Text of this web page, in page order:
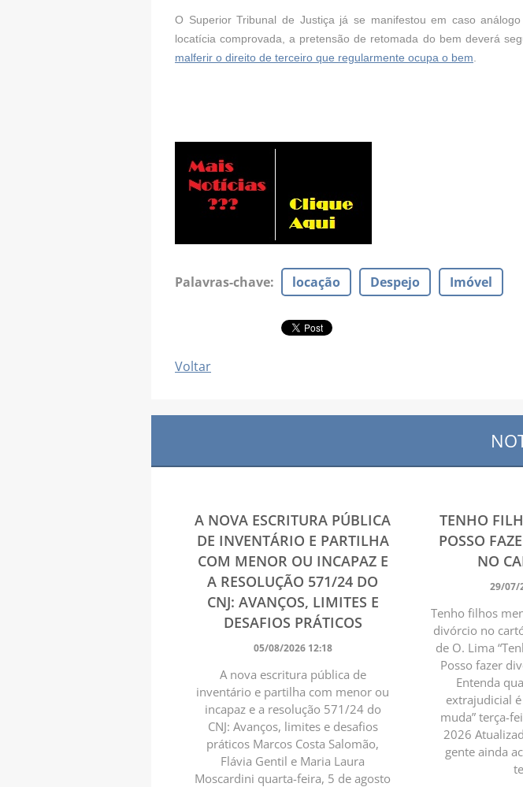
O Superior Tribunal de Justiça já se manifestou em caso
locatícia comprovada, a pretensão de retomada do bem deverá
malferir o direito de terceiro que regularmente ocupa o bem
Palavras-chave: locação Despejo Imóvel
Voltar
A NOVA ESCRITURA PÚBLICA
DE INVENTÁRIO E PARTILHA
COM MENOR OU INCAPAZ E
A RESOLUÇÃO 571/24 DO
CNJ: AVANÇOS, LIMITES E
DESAFIOS PRÁTICOS
05/08/2026 12:18
A nova escritura pública de
inventário e partilha com menor ou
incapaz e a resolução 571/24 do
CNJ: Avanços, limites e desafios
práticos Marcos Costa Salomão,
Flávia Gentil e Maria Laura
Moscardini quarta-feira, 5 de agosto
TENHO
POSSO
NO
29/07/
Tenho filhos
divórcio no
de O. Lima
Posso fazer
Entenda
extrajudicial
muda” terça-
2026
gente ainda